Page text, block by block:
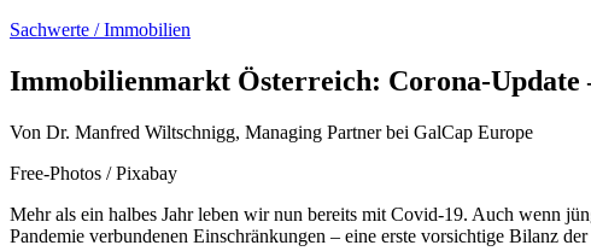
Sachwerte / Immobilien
Immobilienmarkt Österreich: Corona-Update
Von Dr. Manfred Wiltschnigg, Managing Partner bei GalCap Europe
Free-Photos / Pixabay
Mehr als ein halbes Jahr leben wir nun bereits mit Covid-19. Auch wenn
Pandemie verbundenen Einschränkungen – eine erste vorsichtige Bilanz